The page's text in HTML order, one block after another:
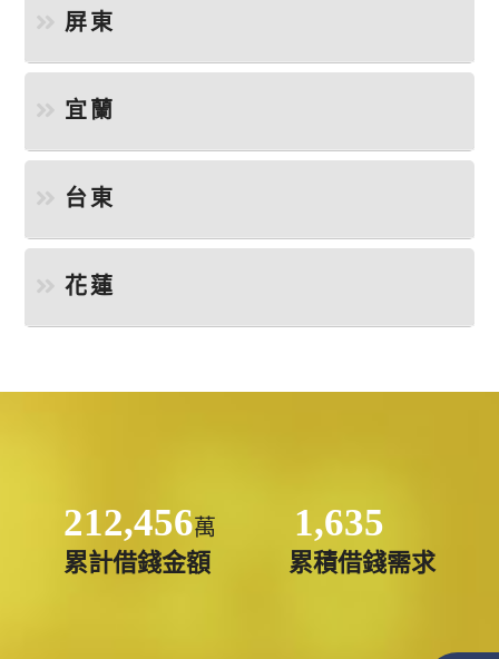
屏東
宜蘭
台東
花蓮
212,456萬
累計借錢金額
1,635
累積借錢需求